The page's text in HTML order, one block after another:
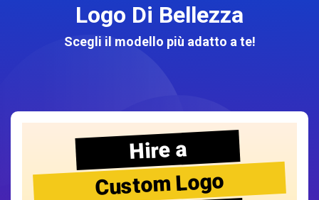
Logo Di Bellezza
Scegli il modello più adatto a te!
Hire a
Custom Logo